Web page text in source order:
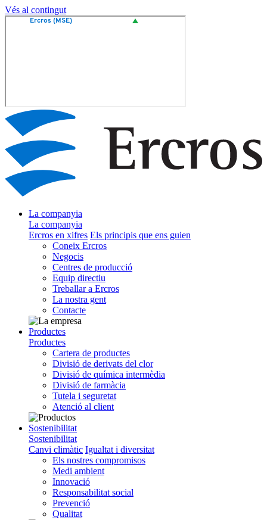
Vés al contingut
La companyia
La companyia
Ercros en xifres Els principis que ens guien
Coneix Ercros
Negocis
Centres de producció
Equip directiu
Treballar a Ercros
La nostra gent
Contacte
Productes
Productes
Cartera de productes
Divisió de derivats del clor
Divisió de química intermèdia
Divisió de farmàcia
Tutela i seguretat
Atenció al client
Sostenibilitat
Sostenibilitat
Canvi climàtic Igualtat i diversitat
Els nostres compromisos
Medi ambient
Innovació
Responsabilitat social
Prevenció
Qualitat